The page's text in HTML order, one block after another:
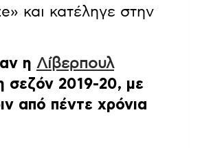
και κατέληγε στην
η Λίβερπουλ
σεζόν 2019-20, με
από πέντε χρόνια